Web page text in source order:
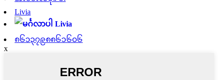
Livia
Livia
၈၆၁၃၇၉၈၈၆၁၆၀၆
x